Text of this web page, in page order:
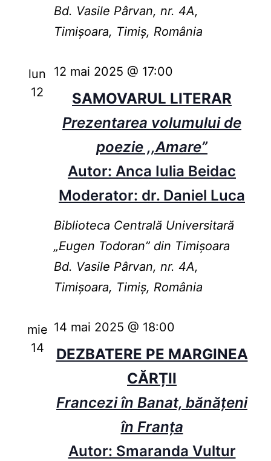
Bd. Vasile Pârvan, nr. 4A,
Timișoara, Timiș, România
lun
12
SAMOVARUL LITERAR
Prezentarea volumului de
poezie ,,Amare”
Autor: Anca Iulia Beidac
Moderator: dr. Daniel Luca
12 mai 2025 @ 17:00
Biblioteca Centrală Universitară
„Eugen Todoran” din Timişoara
Bd. Vasile Pârvan, nr. 4A,
Timișoara, Timiș, România
mie
14
DEZBATERE PE MARGINEA
CĂRȚII
Francezi în Banat, bănățeni
în Franța
Autor: Smaranda Vultur
14 mai 2025 @ 18:00